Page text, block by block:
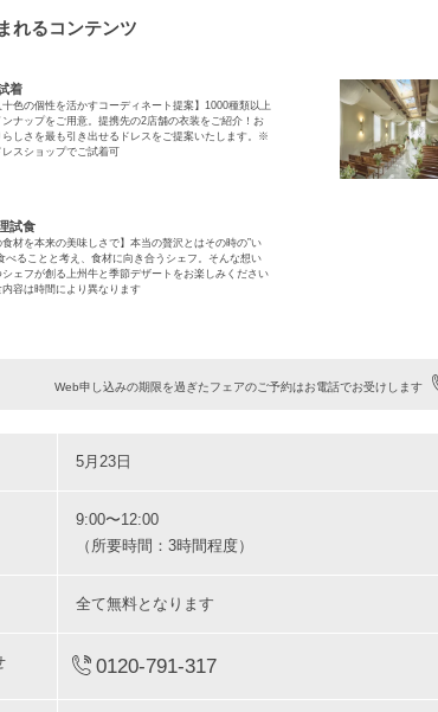
れるコンテンツ
着
十色の個性を活かすコーディネート提案】1000種類以上
ンナップをご用意。提携先の2店舗の衣装をご紹介！お
らしさを最も引き出せるドレスをご提案いたします。※
レスショップでご試着可
試食
食材を本来の美味しさで】本当の贅沢とはその時の”い
べることと考え、食材に向き合うシェフ。そんな想い
シェフが創る上州牛と季節デザートをお楽しみください
容は時間により異なります
Web申し込みの期限を過ぎたフェアのご予約はお電話でお受けします
5月23日
9:00〜12:00
（所要時間：3時間程度）
全て無料となります
0120-791-317